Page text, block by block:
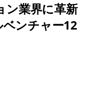
ン業界に革新
ンチャー12